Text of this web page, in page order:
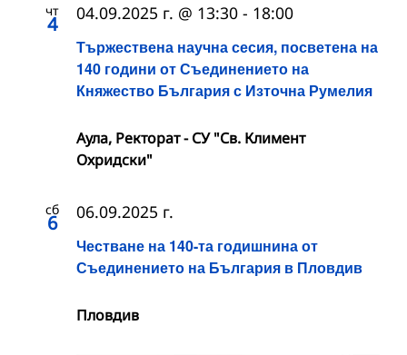
чт
4
Тържествена научна сесия, посветена на
140 години от Съединението на
Княжество България с Източна Румелия
04.09.2025 г. @ 13:30 - 18:00
Аула, Ректорат - СУ "Св. Климент
Охридски"
сб
6
Честване на 140-та годишнина от
Съединението на България в Пловдив
06.09.2025 г.
Пловдив